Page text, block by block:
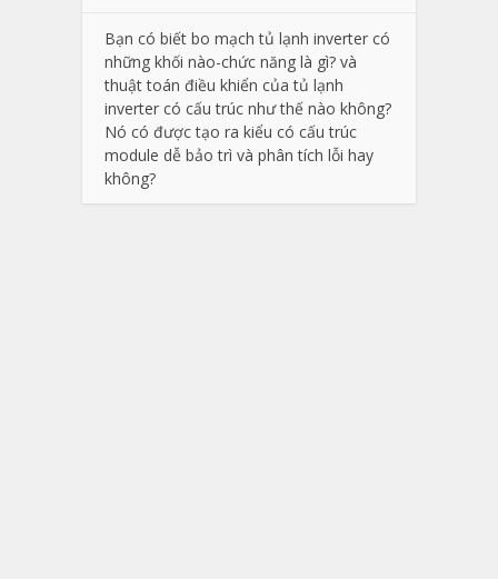
Bạn có biết bo mạch tủ lạnh inverter có
những khối nào-chức năng là gì? và
thuật toán điều khiển của tủ lạnh
inverter có cấu trúc như thế nào không?
Nó có được tạo ra kiểu có cấu trúc
module dễ bảo trì và phân tích lỗi hay
không?